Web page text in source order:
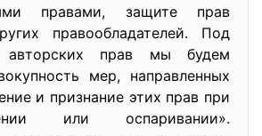
правами, защите прав
правообладателей. Под
прав мы будем
мер, направленных
и признание этих прав при
или оспаривании».